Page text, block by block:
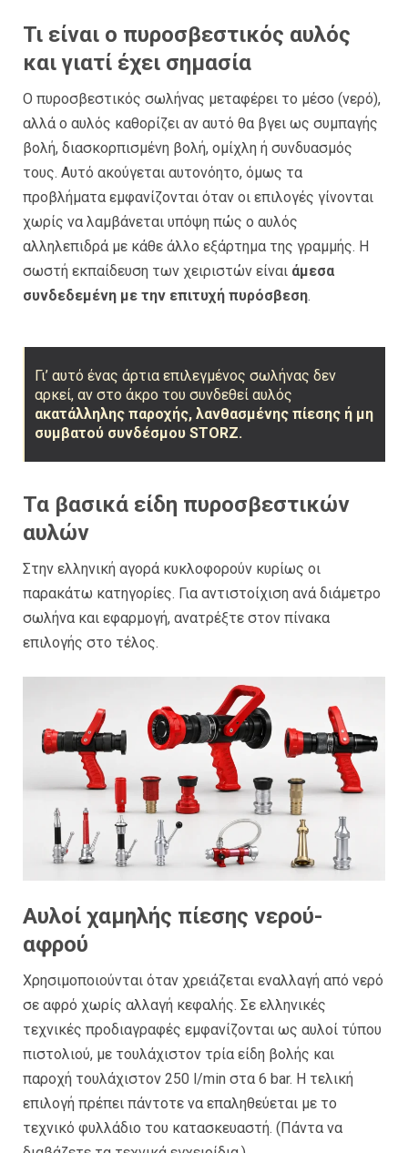
Τι είναι ο πυροσβεστικός αυλός
και γιατί έχει σημασία
Ο πυροσβεστικός σωλήνας μεταφέρει το μέσο (νερό),
αλλά ο αυλός καθορίζει αν αυτό θα βγει ως συμπαγής
βολή, διασκορπισμένη βολή, ομίχλη ή συνδυασμός
τους. Αυτό ακούγεται αυτονόητο, όμως τα
προβλήματα εμφανίζονται όταν οι επιλογές γίνονται
χωρίς να λαμβάνεται υπόψη πώς ο αυλός
αλληλεπιδρά με κάθε άλλο εξάρτημα της γραμμής. Η
σωστή εκπαίδευση των χειριστών είναι άμεσα
συνδεδεμένη με την επιτυχή πυρόσβεση.
Γι’ αυτό ένας άρτια επιλεγμένος σωλήνας δεν
αρκεί, αν στο άκρο του συνδεθεί αυλός
ακατάλληλης παροχής, λανθασμένης πίεσης ή μη
συμβατού συνδέσμου STORZ.
Τα βασικά είδη πυροσβεστικών
αυλών
Στην ελληνική αγορά κυκλοφορούν κυρίως οι
παρακάτω κατηγορίες. Για αντιστοίχιση ανά διάμετρο
σωλήνα και εφαρμογή, ανατρέξτε στον πίνακα
επιλογής στο τέλος.
Αυλοί χαμηλής πίεσης νερού-
αφρού
Χρησιμοποιούνται όταν χρειάζεται εναλλαγή από νερό
σε αφρό χωρίς αλλαγή κεφαλής. Σε ελληνικές
τεχνικές προδιαγραφές εμφανίζονται ως αυλοί τύπου
πιστολιού, με τουλάχιστον τρία είδη βολής και
παροχή τουλάχιστον 250 l/min στα 6 bar. Η τελική
επιλογή πρέπει πάντοτε να επαληθεύεται με το
τεχνικό φυλλάδιο του κατασκευαστή. (Πάντα να